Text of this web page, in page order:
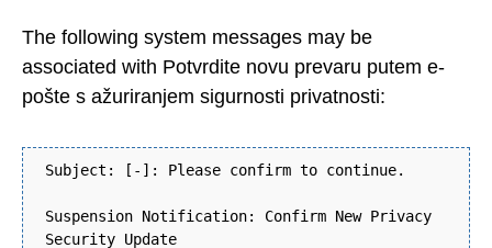
The following system messages may be
associated with Potvrdite novu prevaru putem e-
pošte s ažuriranjem sigurnosti privatnosti:
Subject: [-]: Please confirm to continue.
Suspension Notification: Confirm New Privacy
Security Update